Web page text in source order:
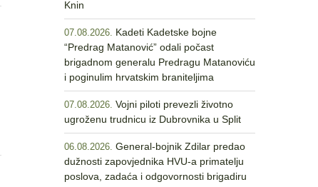
Knin
07.08.2026. Kadeti Kadetske bojne
“Predrag Matanović” odali počast
brigadnom generalu Predragu Matanoviću
i poginulim hrvatskim braniteljima
07.08.2026. Vojni piloti prevezli životno
ugroženu trudnicu iz Dubrovnika u Split
06.08.2026. General-bojnik Zdilar predao
dužnosti zapovjednika HVU-a primatelju
poslova, zadaća i odgovornosti brigadiru